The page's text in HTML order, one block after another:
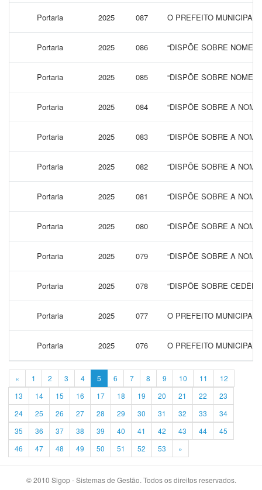
Portaria 2025 087 O PREFEITO MUNICIPAL
Portaria 2025 086 “DISPÕE SOBRE
Portaria 2025 085 “DISPÕE SOBRE
Portaria 2025 084 “DISPÕE SOBRE A
Portaria 2025 083 “DISPÕE SOBRE A
Portaria 2025 082 “DISPÕE SOBRE A
Portaria 2025 081 “DISPÕE SOBRE A
Portaria 2025 080 “DISPÕE SOBRE A
Portaria 2025 079 “DISPÕE SOBRE A
Portaria 2025 078 “DISPÕE SOBRE
Portaria 2025 077 O PREFEITO MUNICIPAL
Portaria 2025 076 O PREFEITO MUNICIPAL
« 1 2 3 4 5 6 7 8 9 10 11
12
13
14 15 16 17 18 19 20 21 22
23
24
25 26 27 28 29 30 31 32 33
34
35
36 37 38 39 40 41 42 43 44
45
46
47 48 49 50 51 52 53 »
© 2010 Sigop - Sistemas de Gestão. Todos os direitos reservados.